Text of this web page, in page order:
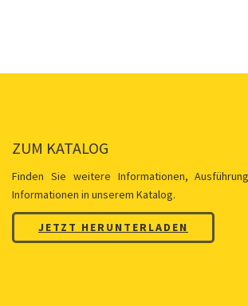
ZUM KATALOG
Finden Sie weitere Informationen,
Informationen in unserem Katalog.
JETZT HERUNTERLADEN